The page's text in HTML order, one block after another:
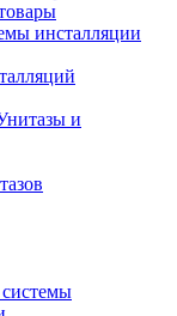
инсталляции
и